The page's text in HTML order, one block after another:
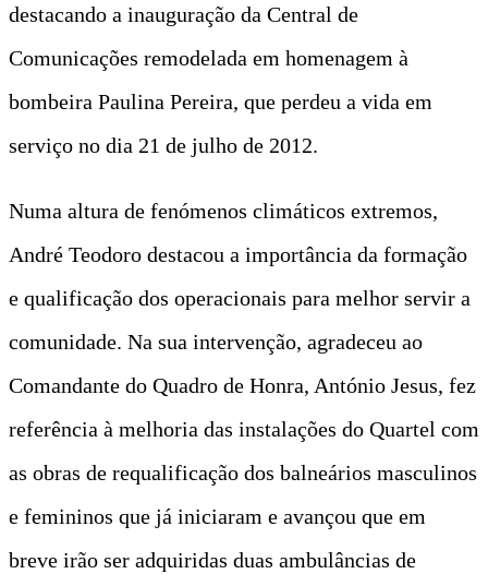
destacando a inauguração da Central de
Comunicações remodelada em homenagem à
bombeira Paulina Pereira, que perdeu a vida em
serviço no dia 21 de julho de 2012.
Numa altura de fenómenos climáticos extremos,
André Teodoro destacou a importância da formação
e qualificação dos operacionais para melhor servir a
comunidade. Na sua intervenção, agradeceu ao
Comandante do Quadro de Honra, António Jesus, fez
referência à melhoria das instalações do Quartel com
as obras de requalificação dos balneários masculinos
e femininos que já iniciaram e avançou que em
breve irão ser adquiridas duas ambulâncias de